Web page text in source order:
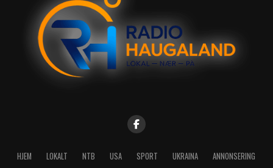
HJEM LOKALT NTB USA SPORT UKRAINA
ANNONSERING